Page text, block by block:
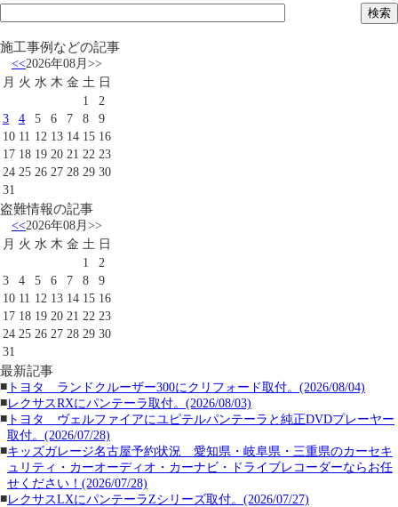
施工事例などの記事
<<2026年08月 >>
月 火 水 木 金 土 日
1
2
3
4 5 6 7 8
9
10 11 12 13 14 15 16
17 18 19 20 21 22 23
24 25 26 27 28 29 30
31
盗難情報の記事
<<2026年08月 >>
月 火 水 木 金 土 日
1
2
3
4 5 6 7 8
9
10 11 12 13 14 15 16
17 18 19 20 21 22 23
24 25 26 27 28 29 30
31
最新記事
■ トヨタ ランドクルーザー300にクリフォード取付。(2026/08/04)
■レクサスRXにパンテーラ取付。(2026/08/03)
■ トヨタ ヴェルファイアにユピテルパンテーラと純正DVDプレーヤー
取付。(2026/07/28)
■キッズガレージ名古屋予約状況 愛知県・岐阜県・三重県のカーセキ
ュリティ・カーオーディオ・カーナビ・ドライブレコーダーならお任
せください！(2026/07/28)
■レクサスLXにパンテーラZシリーズ取付。(2026/07/27)